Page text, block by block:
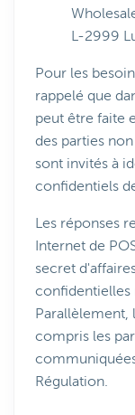
L-2999
Pour les
rappelé que
peut être faite
des parties
sont invités à
confidentiels
Les réponses
Internet de
secret
confidentielles
Parallèlement,
compris les
Régulation.